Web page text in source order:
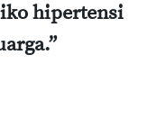
hipertensi